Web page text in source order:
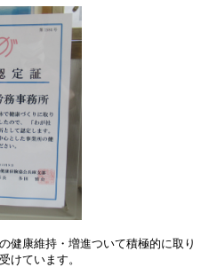
健康維持・増進ついて積極的に取り
けています。